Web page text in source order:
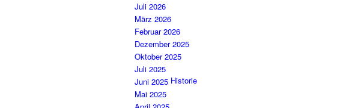
Historie
Juli 2026
März 2026
Februar 2026
Dezember 2025
Oktober 2025
Juli 2025
Juni 2025
Mai 2025